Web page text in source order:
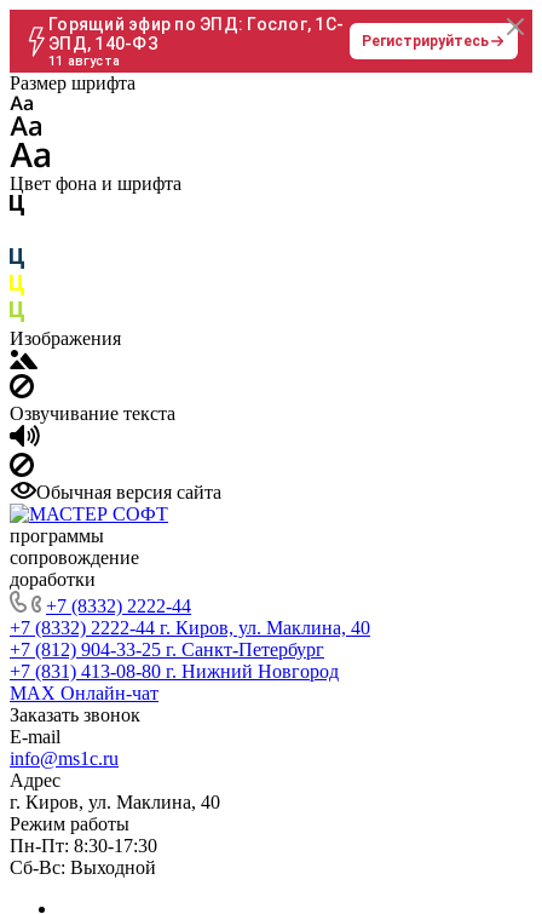
Горящий эфир по ЭПД: Гослог, 1С-
ЭПД, 140-ФЗ
11 августа
Регистрируйтесь
Размер шрифта
Цвет фона и шрифта
Изображения
Озвучивание текста
Обычная версия сайта
программы
сопровождение
доработки
+7 (8332) 2222-44
+7 (8332) 2222-44 г. Киров, ул. Маклина, 40
+7 (812) 904-33-25 г. Санкт-Петербург
+7 (831) 413-08-80 г. Нижний Новгород
MAX Онлайн-чат
Заказать звонок
E-mail
info@ms1c.ru
Адрес
г. Киров, ул. Маклина, 40
Режим работы
Пн-Пт: 8:30-17:30
Cб-Вс: Выходной